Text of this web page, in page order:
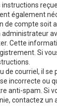
également
de compte soit
Cette
Si
de courriel, il se
incorrecte ou
anti-spam. Si
contactez un